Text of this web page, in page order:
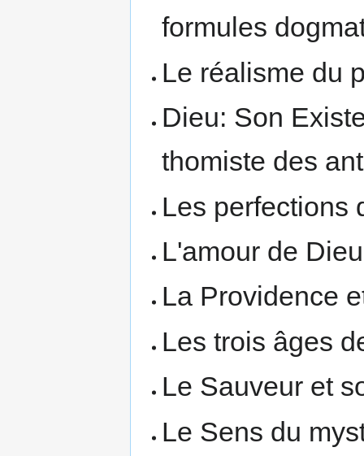
formules
Le réalisme du
Dieu: Son
thomiste des
Les perfections
L'amour de
La Providence
Les trois âges
Le Sauveur et
Le Sens du